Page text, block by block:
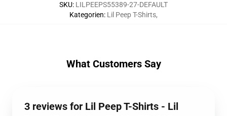
SKU: LILPEEPS55389-27-DEFAULT
Kategorien: Lil Peep T-Shirts,
What Customers Say
3 reviews for Lil Peep T-Shirts - Lil